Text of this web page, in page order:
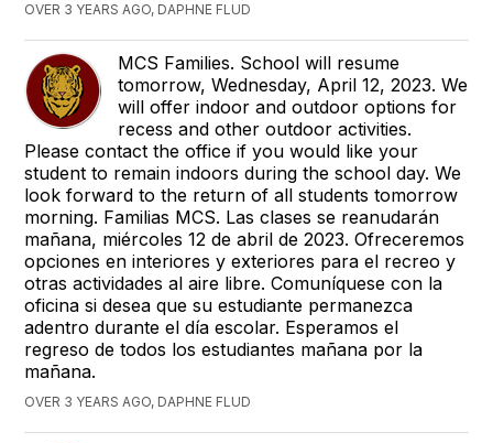
OVER 3 YEARS AGO, DAPHNE FLUD
MCS Families. School will resume
tomorrow, Wednesday, April 12, 2023. We
will offer indoor and outdoor options for
recess and other outdoor activities.
Please contact the office if you would like your
student to remain indoors during the school day. We
look forward to the return of all students tomorrow
morning. Familias MCS. Las clases se reanudarán
mañana, miércoles 12 de abril de 2023. Ofreceremos
opciones en interiores y exteriores para el recreo y
otras actividades al aire libre. Comuníquese con la
oficina si desea que su estudiante permanezca
adentro durante el día escolar. Esperamos el
regreso de todos los estudiantes mañana por la
mañana.
OVER 3 YEARS AGO, DAPHNE FLUD